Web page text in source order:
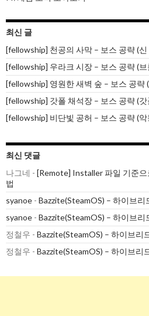
최신 글
[fellowship] 천공의 사막 – 보스 공략 (신
[fellowship] 우라크 시장 – 보스 공략 (브
[fellowship] 영원한 새벽 숲 – 보스 공략
[fellowship] 갓폴 채석장 – 보스 공략 (갓
[fellowship] 비단빛 공허 – 보스 공략 (
최신 댓글
나그네 - [Remote] Installer 파일 기준
법
syanoe - Bazzite(SteamOS) – 하이브
syanoe - Bazzite(SteamOS) – 하이브
정철우 - Bazzite(SteamOS) – 하이브리
정철우 - Bazzite(SteamOS) – 하이브리